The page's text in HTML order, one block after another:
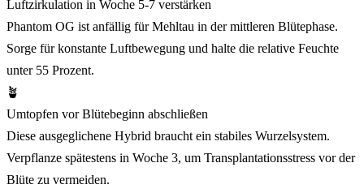
Luftzirkulation in Woche 5-7 verstärken
Phantom OG ist anfällig für Mehltau in der mittleren Blütephase.
Sorge für konstante Luftbewegung und halte die relative Feuchte
unter 55 Prozent.
🪴
Umtopfen vor Blütebeginn abschließen
Diese ausgeglichene Hybrid braucht ein stabiles Wurzelsystem.
Verpflanze spätestens in Woche 3, um Transplantationsstress vor der
Blüte zu vermeiden.